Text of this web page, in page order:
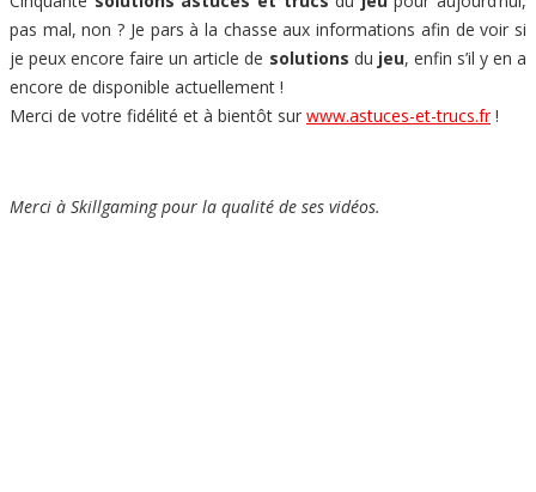
pas mal, non ? Je pars à la chasse aux informations afin de voir si
je peux encore faire un article de solutions du jeu, enfin s’il y en a
encore de disponible actuellement !
Merci de votre fidélité et à bientôt sur www.astuces-et-trucs.fr!
Merci à Skillgaming pour la qualité de ses vidéos.